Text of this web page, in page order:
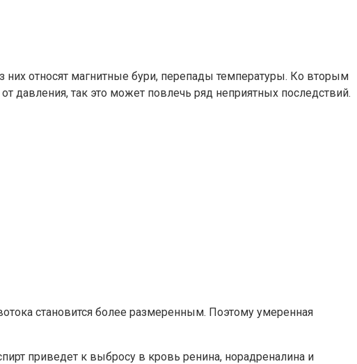
относят магнитные бури, перепады температуры. Ко вторым
давления, так это может повлечь ряд неприятных последствий.
становится более размеренным. Поэтому умеренная
приведет к выбросу в кровь ренина, норадреналина и